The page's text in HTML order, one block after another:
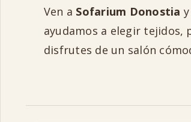
Ven a Sofarium Donostia
ayudamos a elegir tejidos,
disfrutes de un salón